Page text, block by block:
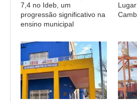
7,4 no Ideb, um
progressão significativo na
ensino municipal